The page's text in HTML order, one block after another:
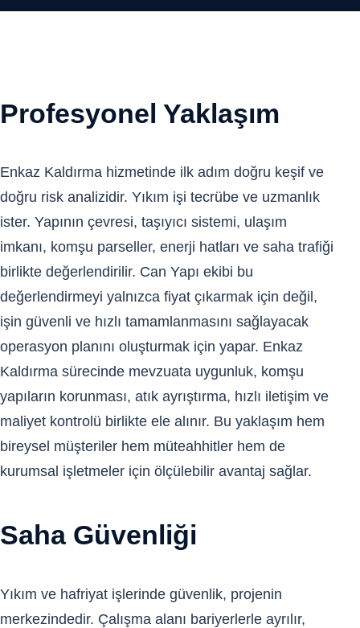
Profesyonel Yaklaşım
Enkaz Kaldırma hizmetinde ilk adım doğru keşif ve
doğru risk analizidir. Yıkım işi tecrübe ve uzmanlık
ister. Yapının çevresi, taşıyıcı sistemi, ulaşım
imkanı, komşu parseller, enerji hatları ve saha trafiği
birlikte değerlendirilir. Can Yapı ekibi bu
değerlendirmeyi yalnızca fiyat çıkarmak için değil,
işin güvenli ve hızlı tamamlanmasını sağlayacak
operasyon planını oluşturmak için yapar. Enkaz
Kaldırma sürecinde mevzuata uygunluk, komşu
yapıların korunması, atık ayrıştırma, hızlı iletişim ve
maliyet kontrolü birlikte ele alınır. Bu yaklaşım hem
bireysel müşteriler hem müteahhitler hem de
kurumsal işletmeler için ölçülebilir avantaj sağlar.
Saha Güvenliği
Yıkım ve hafriyat işlerinde güvenlik, projenin
merkezindedir. Çalışma alanı bariyerlerle ayrılır,